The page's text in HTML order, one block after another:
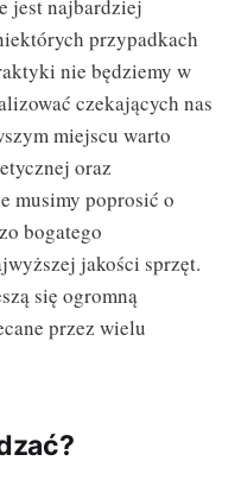
jest najbardziej
przypadkach
nie będziemy w
czekających nas
miejscu warto
oraz
musimy poprosić o
bogatego
jakości sprzęt.
się ogromną
przez wielu